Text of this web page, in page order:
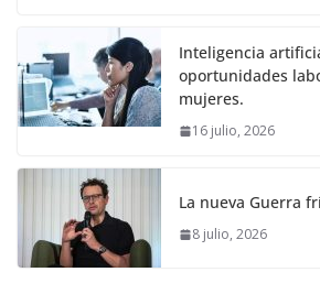
Inteligencia
oportunidades
mujeres.
16 julio, 2026
La nueva Guerra
8 julio, 2026